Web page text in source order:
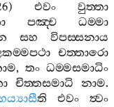
එවං
වුත‍්තා
පඤ‍්ච
ධම‍්මා
සහ
විපස‍්සනාය
චත‍්තාරො
, තං ධම‍්මසමාධිං
චිත‍්තසමාධි නාම.
ති එවං
ත්‍වං